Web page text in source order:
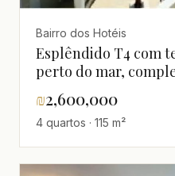
Bairro dos Hotéis
Esplêndido T4 com
perto do mar,
₪2,600,000
4 quartos · 115 m²